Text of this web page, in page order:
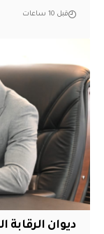
قبل 10 ساعات
ديوان الرقابة